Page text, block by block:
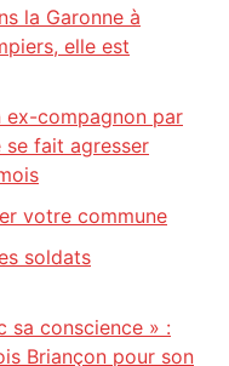
la Garonne à
elle est
compagnon par
se fait agresser
votre commune
soldats
sa conscience » :
Briançon pour son